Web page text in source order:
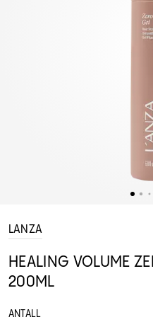
LANZA
HEALING VOLUME
200ML
ANTALL